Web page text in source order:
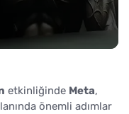
etkinliğinde Meta,
önemli adımlar